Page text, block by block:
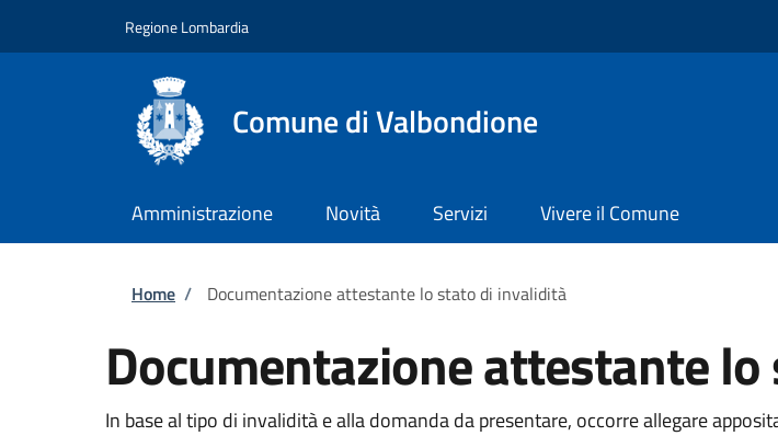
Regione Lombardia
Comune di Valbondione
Amministrazione Novità Servizi Vivere il Comune
Briciole di pane
Home / Documentazione attestante lo stato di invalidità
Documentazione attestante
In base al tipo di invalidità e alla domanda da presentare, occorre allegare